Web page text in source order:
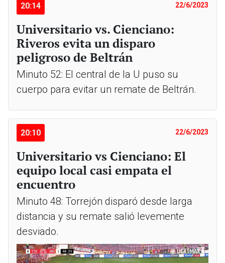
20:14 22/6/2023
Universitario vs. Cienciano:
Riveros evita un disparo
peligroso de Beltrán
Minuto 52: El central de la U puso su
cuerpo para evitar un remate de Beltrán.
20:10 22/6/2023
Universitario vs Cienciano: El
equipo local casi empata el
encuentro
Minuto 48: Torrejón disparó desde larga
distancia y su remate salió levemente
desviado.